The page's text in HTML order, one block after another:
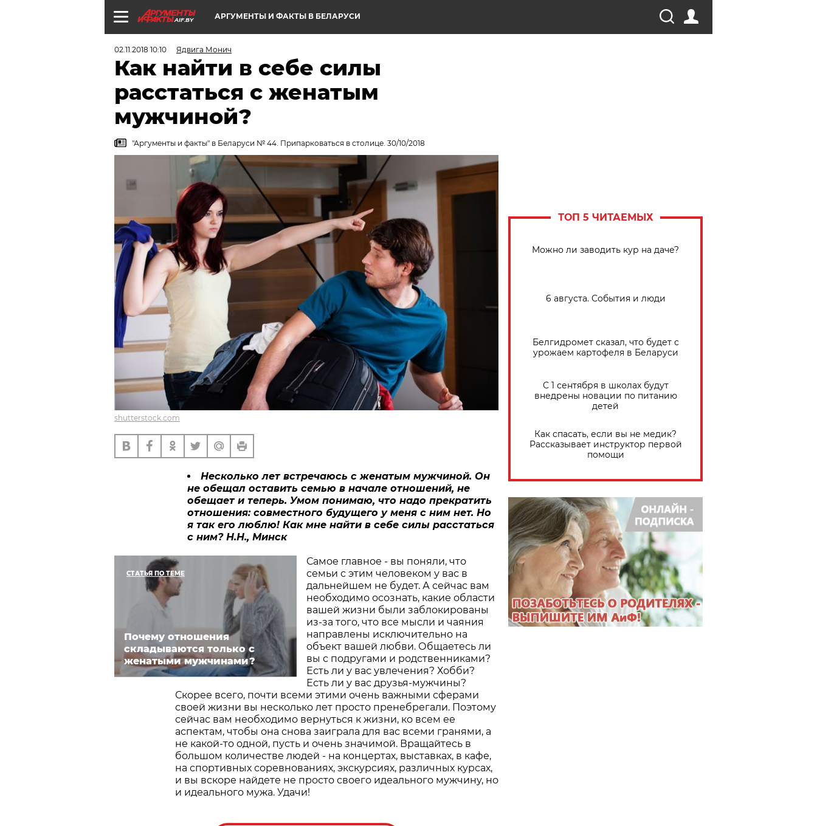
AIF.BY АРГУМЕНТЫ И ФАКТЫ В БЕЛАРУСИ
02.11.2018 10:10 Ядвига Монич
Как найти в себе силы
расстаться с женатым
мужчиной?
"Аргументы и факты" в Беларуси № 44. Припарковаться в столице. 30/10/2018
shutterstock.com
Несколько лет встречаюсь с женатым мужчиной. Он
не обещал оставить семью в начале отношений, не
обещает и теперь. Умом понимаю, что надо прекратить
отношения: совместного будущего у меня с ним нет. Но
я так его люблю! Как мне найти в себе силы расстаться
с ним? Н.Н., Минск
СТАТЬЯ ПО ТЕМЕ
Почему отношения
складываются только с
женатыми мужчинами?
Самое главное - вы поняли, что
семьи с этим человеком у вас в
дальнейшем не будет. А сейчас вам
необходимо осознать, какие области
вашей жизни были заблокированы
из-за того, что все мысли и чаяния
направлены исключительно на
объект вашей любви. Общаетесь ли
вы с подругами и родственниками?
Есть ли у вас увлечения? Хобби?
Есть ли у вас друзья-мужчины?
Скорее всего, почти всеми этими очень важными сферами
своей жизни вы несколько лет просто пренебрегали. Поэтому
сейчас вам необходимо вернуться к жизни, ко всем ее
аспектам, чтобы она снова заиграла для вас всеми гранями, а
не какой-то одной, пусть и очень значимой. Вращайтесь в
большом количестве людей - на концертах, выставках, в кафе,
на спортивных соревнованиях, экскурсиях, различных курсах,
и вы вскоре найдете не просто своего идеального мужчину, но
и идеального мужа. Удачи!
ТОП 5 ЧИТАЕМЫХ
Можно ли заводить кур на даче?
6 августа. События и люди
Белгидромет сказал, что будет с
урожаем картофеля в Беларуси
С 1 сентября в школах будут
внедрены новации по питанию
детей
Как спасать, если вы не медик?
Рассказывает инструктор первой
помощи